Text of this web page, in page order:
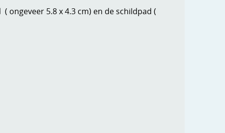
ongeveer 5.8 x 4.3 cm) en de schildpad (